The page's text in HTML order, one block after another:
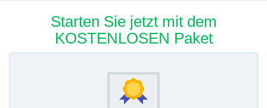
Starten Sie jetzt mit dem
KOSTENLOSEN Paket